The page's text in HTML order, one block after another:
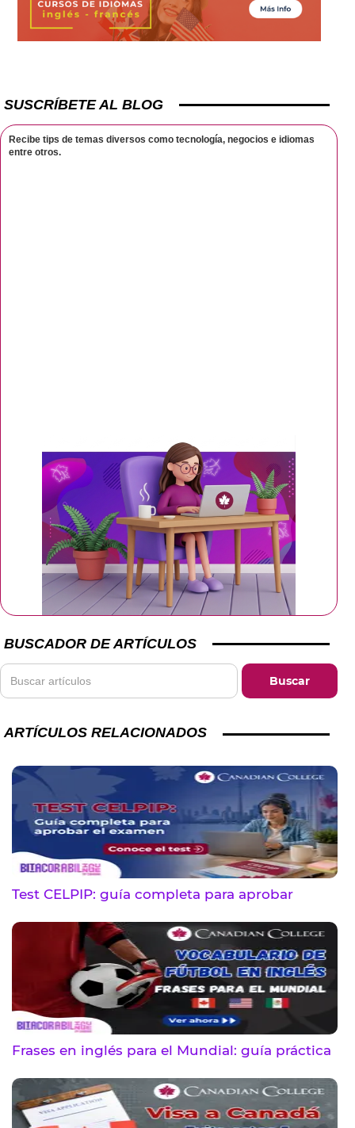
SUSCRÍBETE AL BLOG
Recibe tips de temas diversos como tecnología, negocios e idiomas
entre otros.
BUSCADOR DE ARTÍCULOS
ARTÍCULOS RELACIONADOS
Test CELPIP: guía completa para aprobar
Frases en inglés para el Mundial: guía práctica